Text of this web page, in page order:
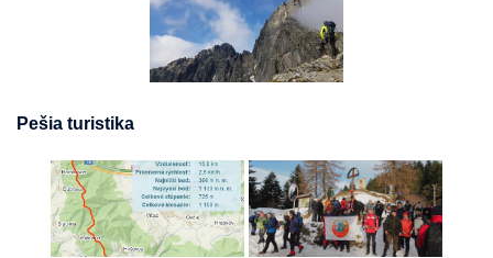
Pešia turistika